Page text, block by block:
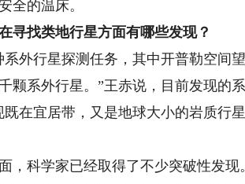
全的温床。
寻找类地行星方面有哪些发现？
行星探测任务，其中开普勒空间
颗系外行星。”王赤说，目前发现的
在宜居带，又是地球大小的岩质行
科学家已经取得了不少突破性发现